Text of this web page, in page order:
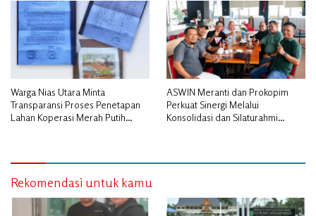
Warga Nias Utara Minta
Transparansi Proses Penetapan
Lahan Koperasi Merah Putih
ASWIN Meranti dan Prokopim
Perkuat Sinergi Melalui
Konsolidasi dan Silaturahmi
Rekomendasi untuk kamu